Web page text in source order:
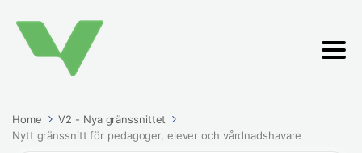
Home
V2 - Nya gränssnittet
Nytt gränssnitt för pedagoger, elever och vårdnadshavare